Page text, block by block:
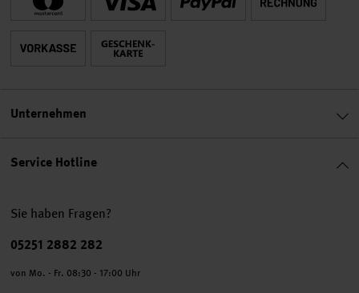
Service Hotline
Sie haben Fragen?
Telefonnummer
05251 2882 282
von Mo. - Fr. 08:30 - 17:00 Uhr
Unternehmen